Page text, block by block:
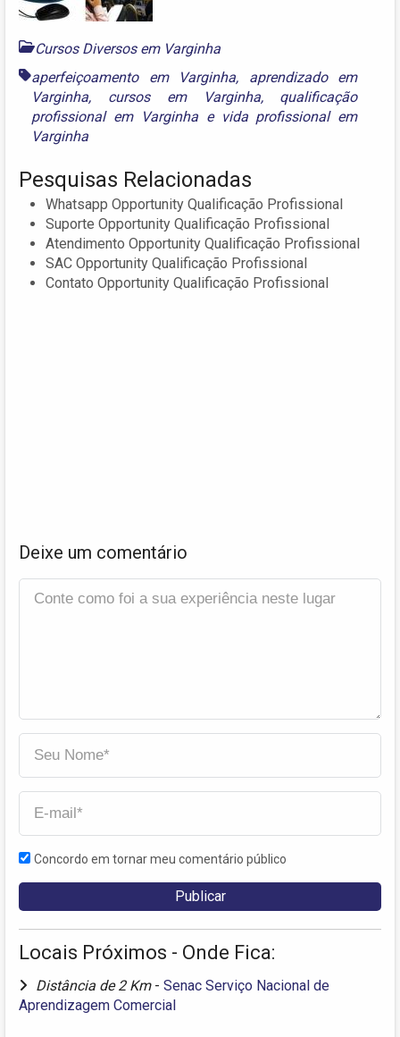
Cursos Diversos em Varginha
aperfeiçoamento em Varginha, aprendizado em
Varginha, cursos em Varginha, qualificação
profissional em Varginhae vida profissional em
Varginha
Pesquisas Relacionadas
Whatsapp Opportunity Qualificação Profissional
Suporte Opportunity Qualificação Profissional
Atendimento Opportunity Qualificação Profissional
SAC Opportunity Qualificação Profissional
Contato Opportunity Qualificação Profissional
Deixe um comentário
Concordo em tornar meu comentário público
Locais Próximos - Onde Fica:
Distância de 2 Km - Senac Serviço Nacional de
Aprendizagem Comercial